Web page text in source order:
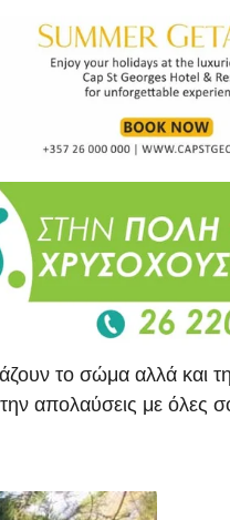
το σώμα αλλά και
απολαύσεις με όλες